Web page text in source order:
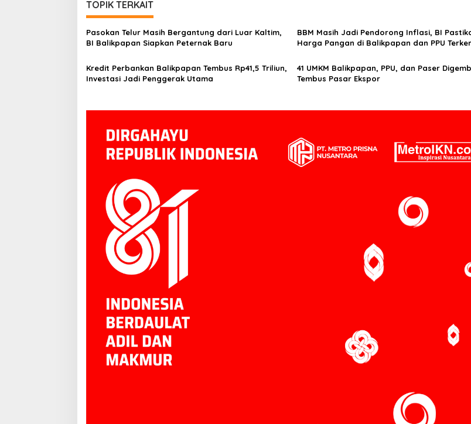
TOPIK TERKAIT
Pasokan Telur Masih Bergantung dari Luar Kaltim,
BI Balikpapan Siapkan Peternak Baru
BBM Masih Jadi Pendorong Inflasi, BI
Harga Pangan di Balikpapan dan PPU
Kredit Perbankan Balikpapan Tembus Rp41,5 Triliun,
Investasi Jadi Penggerak Utama
41 UMKM Balikpapan, PPU, dan Paser
Tembus Pasar Ekspor